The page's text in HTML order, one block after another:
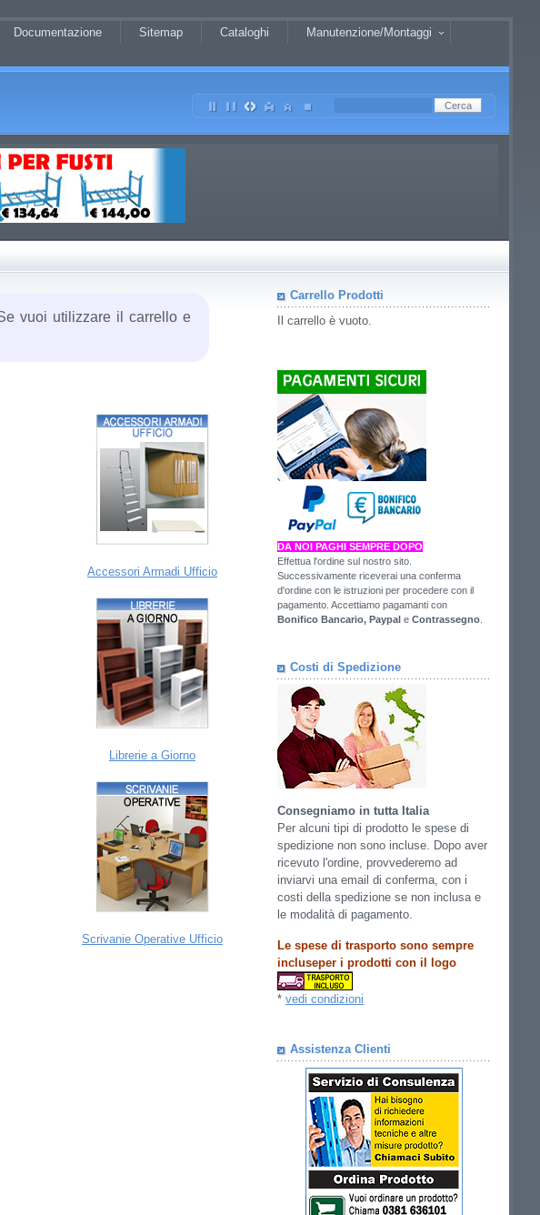
Documentazione Sitemap Cataloghi
Manutenzione/Montaggi
vuoi utilizzare il carrello e
Accessori Armadi Ufficio
Librerie a Giorno
Scrivanie Operative Ufficio
Carrello Prodotti
Il carrello è vuoto.
DA NOI PAGHI SEMPRE DOPO
Effettua l'ordine sul nostro sito.
Successivamente riceverai una conferma
d'ordine con le istruzioni per procedere con il
pagamento. Accettiamo pagamanti con
Bonifico Bancario, PaypaleContrassegno
Costi di Spedizione
Consegniamo in tutta Italia
Per alcuni tipi di prodotto le spese di
spedizione non sono incluse. Dopo aver
ricevuto l'ordine, provvederemo ad
inviarvi una email di conferma, con i
costi della spedizione se non inclusa e
le modalità di pagamento.
Le spese di trasporto sono sempre
incluseper i prodotti con il logo
*vedi condizioni
Assistenza Clienti